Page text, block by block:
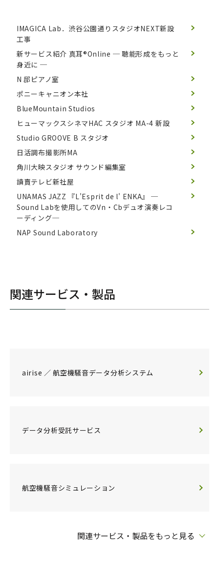
IMAGICA Lab．渋谷公園通りスタジオNEXT新設
工事
新サービス紹介 真耳®Online ─ 聴能形成をもっと
身近に ─
N 邸ピアノ室
ポニーキャニオン本社
BlueMountain Studios
ヒューマックスシネマHAC スタジオ MA-4 新設
Studio GROOVE B スタジオ
日活調布撮影所MA
角川大映スタジオ サウンド編集室
讀賣テレビ新社屋
UNAMAS JAZZ 『L'Esprit de l' ENKA』
─
Sound Labを使用してのVn・Cbデュオ演奏レコ
ーディング─
NAP Sound Laboratory
関連サービス・製品
airise ／ 航空機騒音データ分析システム
データ分析受託サービス
航空機騒音シミュレーション
関連サービス・製品をもっと見る